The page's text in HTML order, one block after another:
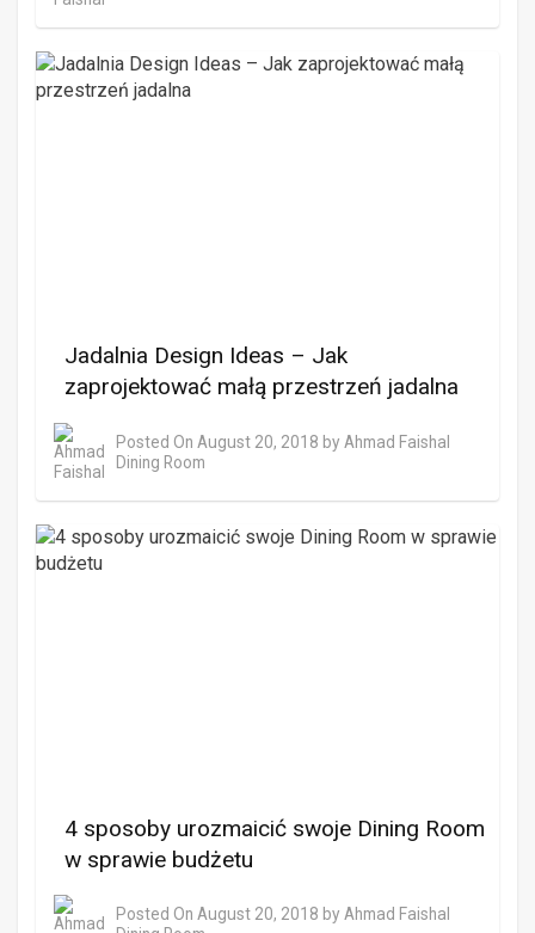
Jadalnia Design Ideas – Jak
zaprojektować małą przestrzeń jadalna
Posted On August 20, 2018 by Ahmad Faishal
Dining Room
4 sposoby urozmaicić swoje Dining Room
w sprawie budżetu
Posted On August 20, 2018 by Ahmad Faishal